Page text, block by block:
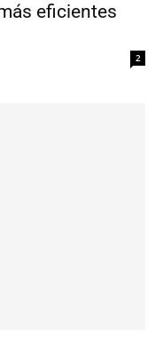
eficientes
2